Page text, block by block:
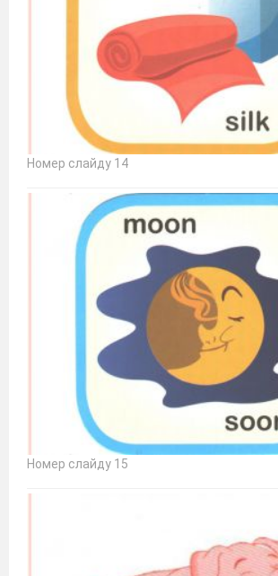
Номер слайду 14
Номер слайду 15